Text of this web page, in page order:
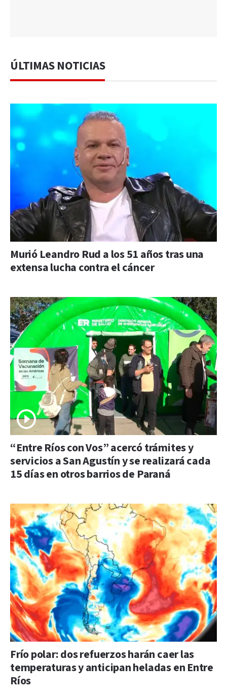
ÚLTIMAS NOTICIAS
Murió Leandro Rud a los 51 años tras una
extensa lucha contra el cáncer
“Entre Ríos con Vos” acercó trámites y
servicios a San Agustín y se realizará cada
15 días en otros barrios de Paraná
Frío polar: dos refuerzos harán caer las
temperaturas y anticipan heladas en Entre
Ríos